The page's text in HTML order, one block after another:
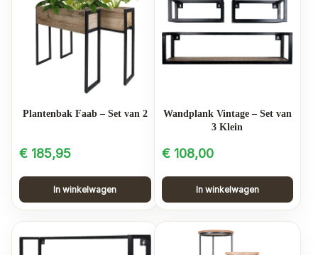
Plantenbak Faab – Set van 2
€ 185,95
In winkelwagen
Wandplank Vintage – Set van
3 Klein
€108,00
In winkelwagen